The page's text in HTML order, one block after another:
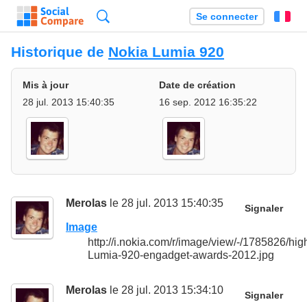
Se connecter
Historique de Nokia Lumia 920
Mis à jour
28 jul. 2013 15:40:35
Date de création
16 sep. 2012 16:35:22
Merolas le 28 jul. 2013 15:40:35 Signaler
Image
http://i.nokia.com/r/image/view/-/1785826/
Lumia-920-engadget-awards-2012.jpg
Merolas le 28 jul. 2013 15:34:10 Signaler